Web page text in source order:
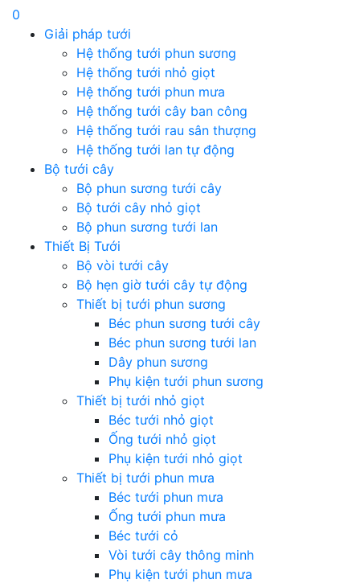
0
Giải pháp tưới
Hệ thống tưới phun sương
Hệ thống tưới nhỏ giọt
Hệ thống tưới phun mưa
Hệ thống tưới cây ban công
Hệ thống tưới rau sân thượng
Hệ thống tưới lan tự động
Bộ tưới cây
Bộ phun sương tưới cây
Bộ tưới cây nhỏ giọt
Bộ phun sương tưới lan
Thiết Bị Tưới
Bộ vòi tưới cây
Bộ hẹn giờ tưới cây tự động
Thiết bị tưới phun sương
Béc phun sương tưới cây
Béc phun sương tưới lan
Dây phun sương
Phụ kiện tưới phun sương
Thiết bị tưới nhỏ giọt
Béc tưới nhỏ giọt
Ống tưới nhỏ giọt
Phụ kiện tưới nhỏ giọt
Thiết bị tưới phun mưa
Béc tưới phun mưa
Ống tưới phun mưa
Béc tưới cỏ
Vòi tưới cây thông minh
Phụ kiện tưới phun mưa